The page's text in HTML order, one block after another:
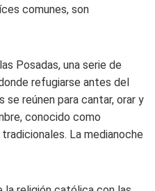
comunes, son
Posadas, una serie de
refugiarse antes del
reúnen para cantar, orar y
conocido como
La medianoche